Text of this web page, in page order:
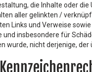
die Inhalte oder
aller gelinkten /
Links und Verweise
und insbesondere für
wurde, nicht derjenige,